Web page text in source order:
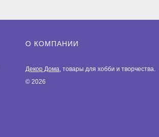
О КОМПАНИИ
Декор Дома , товары для хобби и творчества.
© 2026